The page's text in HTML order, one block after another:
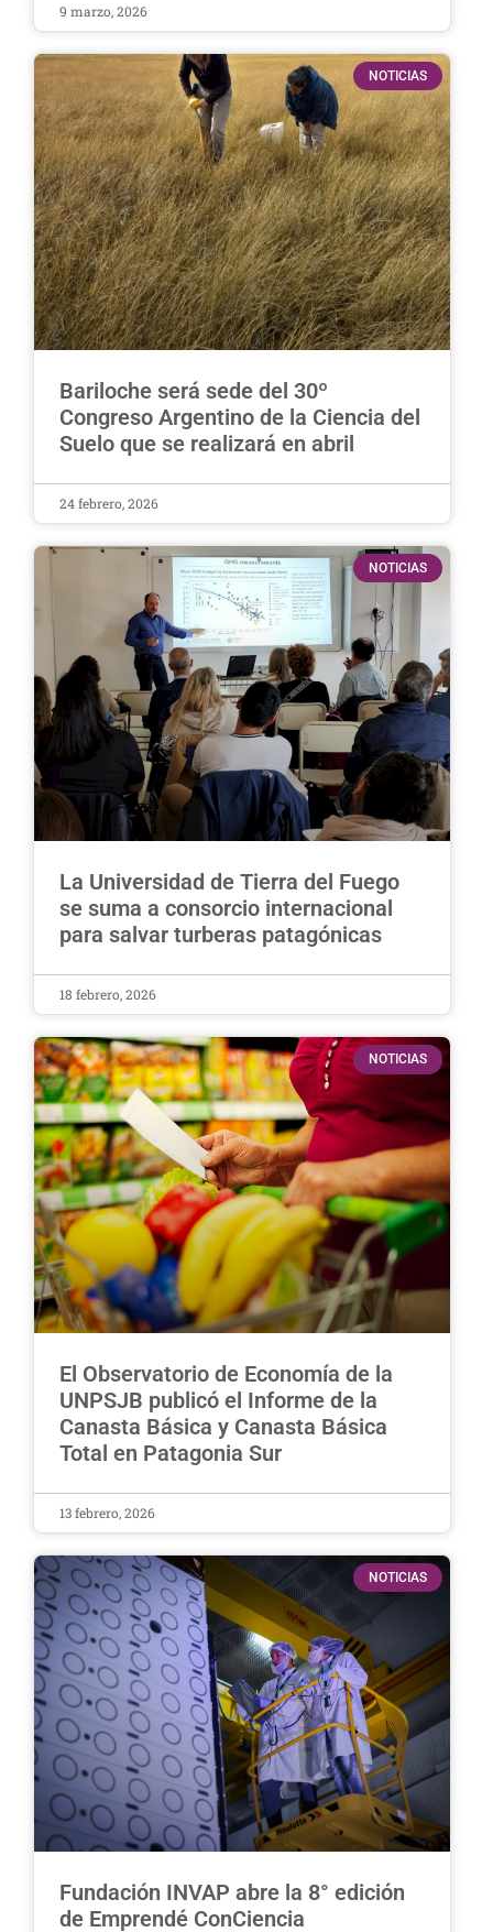
9 marzo, 2026
NOTICIAS
Bariloche será sede del 30º
Congreso Argentino de la Ciencia del
Suelo que se realizará en abril
24 febrero, 2026
NOTICIAS
La Universidad de Tierra del Fuego
se suma a consorcio internacional
para salvar turberas patagónicas
18 febrero, 2026
NOTICIAS
El Observatorio de Economía de la
UNPSJB publicó el Informe de la
Canasta Básica y Canasta Básica
Total en Patagonia Sur
13 febrero, 2026
NOTICIAS
Fundación INVAP abre la 8° edición
de Emprendé ConCiencia